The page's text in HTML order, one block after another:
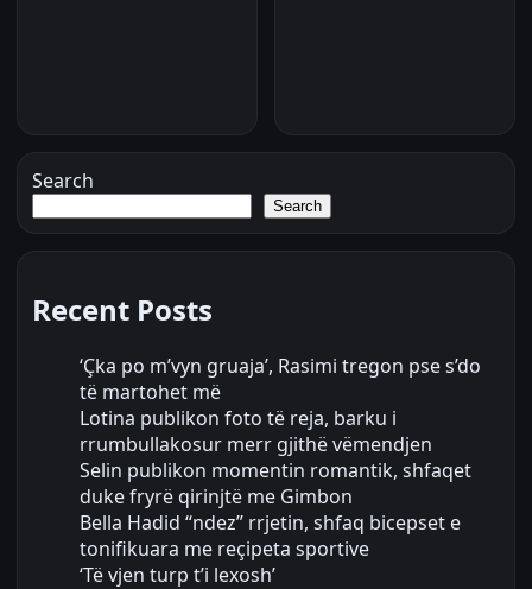
Search
Search
Recent Posts
‘Çka po m’vyn gruaja’, Rasimi tregon pse s’do
të martohet më
Lotina publikon foto të reja, barku i
rrumbullakosur merr gjithë vëmendjen
Selin publikon momentin romantik, shfaqet
duke fryrë qirinjtë me Gimbon
Bella Hadid “ndez” rrjetin, shfaq bicepset e
tonifikuara me reçipeta sportive
‘Të vjen turp t’i lexosh’